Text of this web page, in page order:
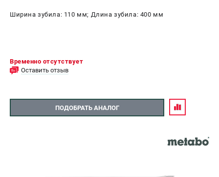
Ширина зубила: 110 мм; Длина зубила: 400 мм
Временно отсутствует
Оставить отзыв
ПОДОБРАТЬ АНАЛОГ